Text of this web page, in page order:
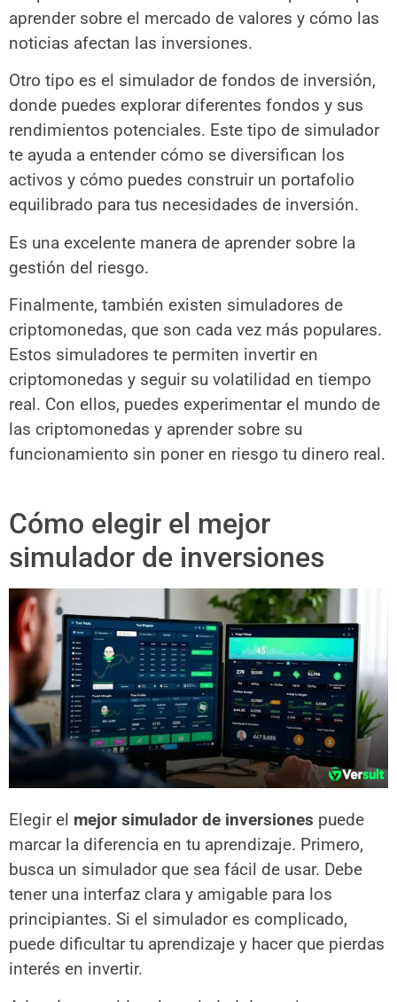
aprender sobre el mercado de valores y cómo las
noticias afectan las inversiones.
Otro tipo es el simulador de fondos de inversión,
donde puedes explorar diferentes fondos y sus
rendimientos potenciales. Este tipo de simulador
te ayuda a entender cómo se diversifican los
activos y cómo puedes construir un portafolio
equilibrado para tus necesidades de inversión.
Es una excelente manera de aprender sobre la
gestión del riesgo.
Finalmente, también existen simuladores de
criptomonedas, que son cada vez más populares.
Estos simuladores te permiten invertir en
criptomonedas y seguir su volatilidad en tiempo
real. Con ellos, puedes experimentar el mundo de
las criptomonedas y aprender sobre su
funcionamiento sin poner en riesgo tu dinero real.
Cómo elegir el mejor
simulador de inversiones
Elegir el mejor simulador de inversiones puede
marcar la diferencia en tu aprendizaje. Primero,
busca un simulador que sea fácil de usar. Debe
tener una interfaz clara y amigable para los
principiantes. Si el simulador es complicado,
puede dificultar tu aprendizaje y hacer que pierdas
interés en invertir.